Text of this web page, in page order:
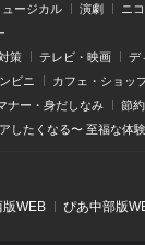
ージカル 演劇 ニ
策 テレビ・映画 デ
ビニ カフェ・ショッ
ナー・身だしなみ 節約
したくなる〜 至福な体
版WEB ぴあ中部版